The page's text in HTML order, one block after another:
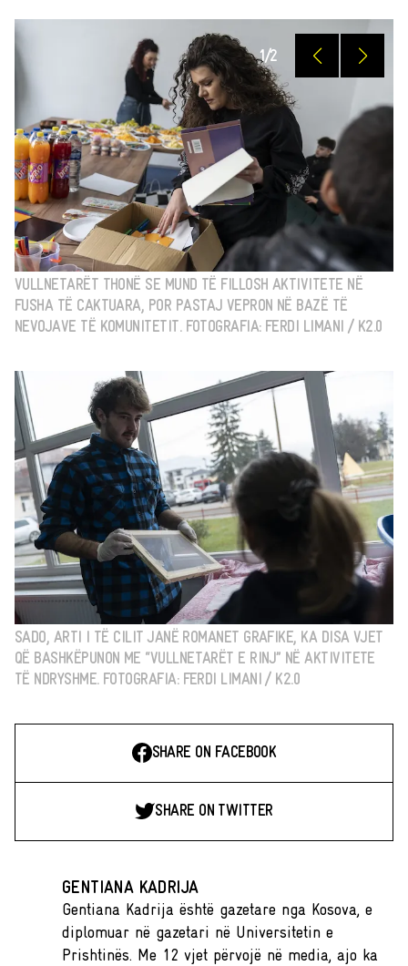
VULLNETARËT THONË SE MUND TË FILLOSH AKTIVITETE NË
FUSHA TË CAKTUARA, POR PASTAJ VEPRON NË BAZË TË
NEVOJAVE TË KOMUNITETIT. FOTOGRAFIA: FERDI LIMANI / K2.0
1/2
SADO, ARTI I TË CILIT JANË ROMANET GRAFIKE, KA DISA VJET
QË BASHKËPUNON ME “VULLNETARËT E RINJ” NË AKTIVITETE
TË NDRYSHME. FOTOGRAFIA: FERDI LIMANI / K2.0
SHARE ON FACEBOOK
SHARE ON TWITTER
GENTIANA KADRIJA
Gentiana Kadrija është gazetare nga Kosova, e
diplomuar në gazetari në Universitetin e
Prishtinës. Me 12 vjet përvojë në media, ajo ka